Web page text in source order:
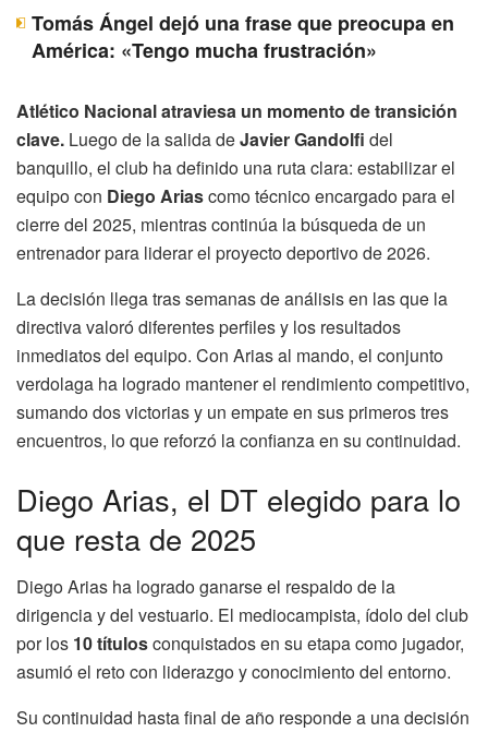
Tomás Ángel dejó una frase que preocupa en
América: «Tengo mucha frustración»
Atlético Nacional atraviesa un momento de transición
clave. Luego de la salida deJavier Gandolfi del
banquillo, el club ha definido una ruta clara: estabilizar el
equipo con Diego Ariascomo técnico encargado para el
cierre del 2025, mientras continúa la búsqueda de un
entrenador para liderar el proyecto deportivo de 2026.
La decisión llega tras semanas de análisis en las que la
directiva valoró diferentes perfiles y los resultados
inmediatos del equipo. Con Arias al mando, el conjunto
verdolaga ha logrado mantener el rendimiento competitivo,
sumando dos victorias y un empate en sus primeros tres
encuentros, lo que reforzó la confianza en su continuidad.
Diego Arias, el DT elegido para lo
que resta de 2025
Diego Arias ha logrado ganarse el respaldo de la
dirigencia y del vestuario. El mediocampista, ídolo del club
por los 10 títulosconquistados en su etapa como jugador,
asumió el reto con liderazgo y conocimiento del entorno.
Su continuidad hasta final de año responde a una decisión